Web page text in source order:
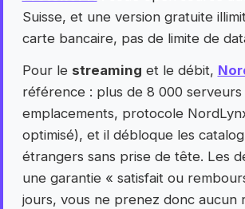
Suisse, et une version gratuite
carte bancaire, pas de limite de
Pour le streaming et le débit,
référence : plus de 8 000
emplacements, protocole
optimisé), et il débloque les
étrangers sans prise de tête. Les
une garantie « satisfait ou
jours, vous ne prenez donc aucun